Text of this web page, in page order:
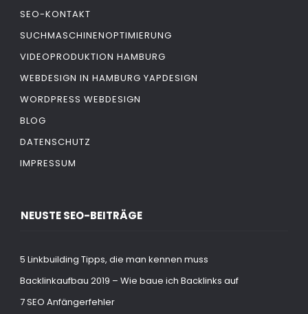
SEO-KONTAKT
SUCHMASCHINENOPTIMIERUNG
VIDEOPRODUKTION HAMBURG
WEBDESIGN IN HAMBURG YAPDESIGN
WORDPRESS WEBDESIGN
BLOG
DATENSCHUTZ
IMPRESSUM
NEUSTE SEO-BEITRÄGE
5 Linkbuilding Tipps, die man kennen muss
Backlinkaufbau 2019 – Wie baue ich Backlinks auf
7 SEO Anfängerfehler